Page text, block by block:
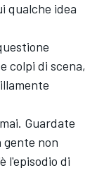
qualche idea
colpi di scena,
Guardate
gente non
l'episodio di